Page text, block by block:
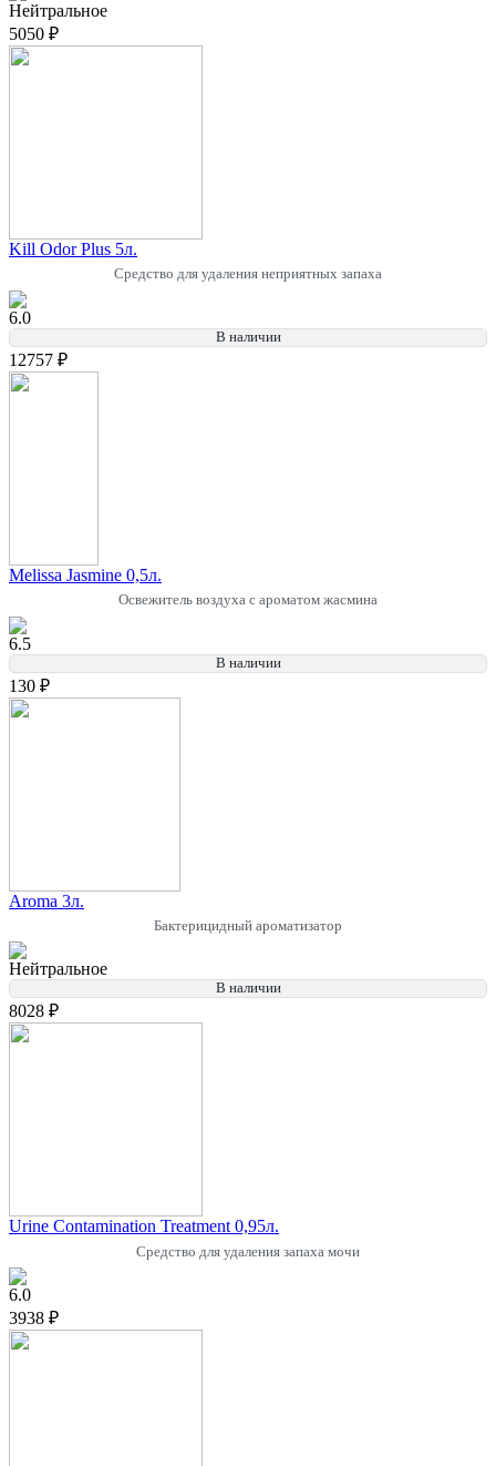
Нейтральное
5050 ₽
Kill Odor Plus 5л.
Средство для удаления неприятных запаха
6.0
В наличии
12757 ₽
Melissa Jasmine 0,5л.
Освежитель воздуха с ароматом жасмина
6.5
В наличии
130 ₽
Aroma 3л.
Бактерицидный ароматизатор
Нейтральное
В наличии
8028 ₽
Urine Contamination Treatment 0,95л.
Средство для удаления запаха мочи
6.0
3938 ₽